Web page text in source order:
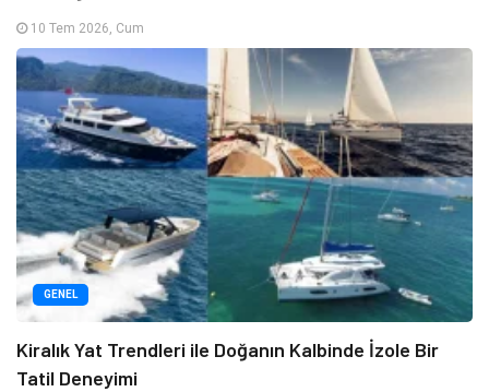
10 Tem 2026, Cum
GENEL
Kiralık Yat Trendleri ile Doğanın Kalbinde İzole Bir
Tatil Deneyimi